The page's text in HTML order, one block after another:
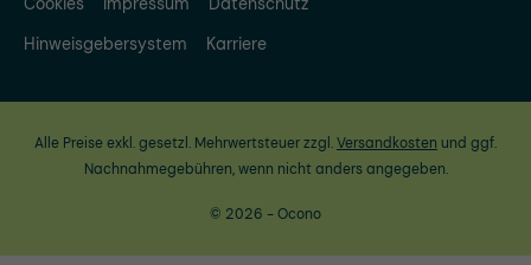
Hinweisgebersystem
Karriere
Alle Preise exkl. gesetzl. Mehrwertsteuer zzgl.Versandkosten und ggf.
Nachnahmegebühren, wenn nicht anders angegeben.
© 2026 - Ocono